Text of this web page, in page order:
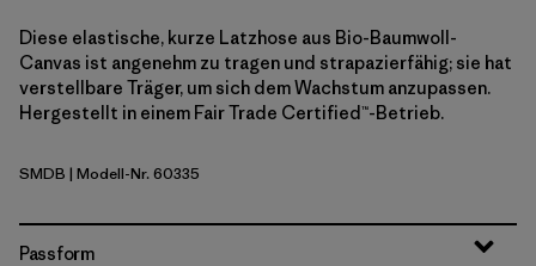
Diese elastische, kurze Latzhose aus Bio-Baumwoll-
Canvas ist angenehm zu tragen und strapazierfähig; sie hat
verstellbare Träger, um sich dem Wachstum anzupassen.
Hergestellt in einem Fair Trade Certified™-Betrieb.
Smolder Blue
SMDB | Modell-Nr. 60335
Passform